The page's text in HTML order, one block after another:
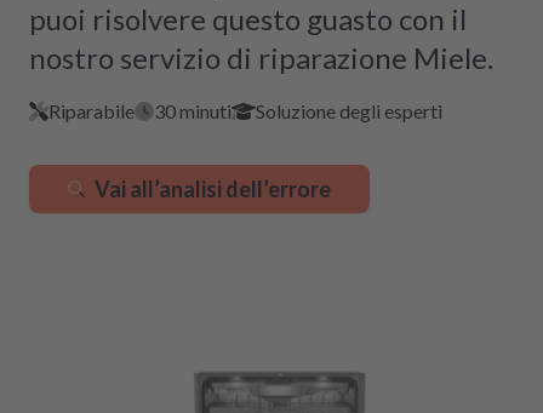
puoi risolvere questo guasto con il
nostro servizio di riparazione Miele.
Riparabile 30 minuti Soluzione degli esperti
Vai all’analisi dell’errore